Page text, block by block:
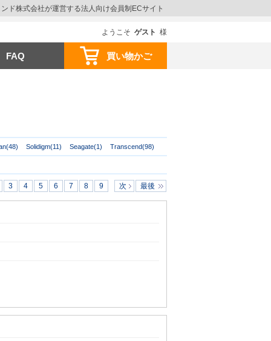
ようこそ ゲスト 様
ド株式会社が運営する法人向け会員制ECサイト
FAQ 買い物かご
Solidigm(11) Seagate(1) Transcend(98)
3 4 5 6 7 8 9 次 最後